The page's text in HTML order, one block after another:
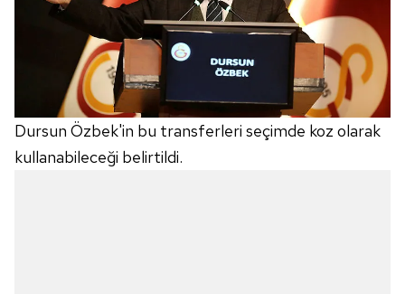
Dursun Özbek'in bu transferleri seçimde koz olarak
kullanabileceği belirtildi.